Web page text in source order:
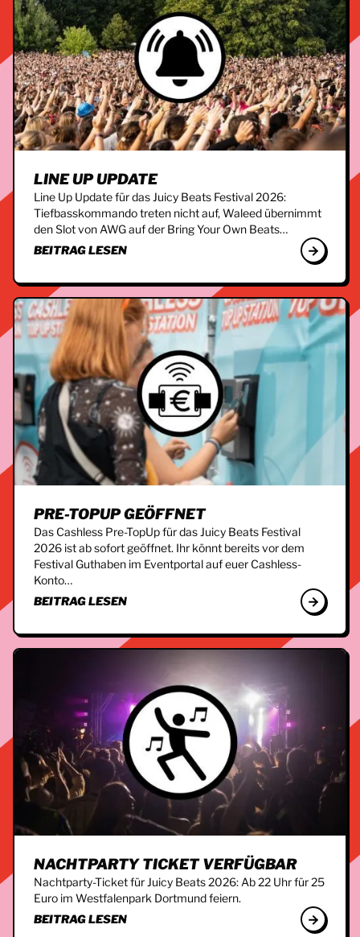
LINE UP UPDATE
Line Up Update für das Juicy Beats Festival 2026:
Tiefbasskommando treten nicht auf, Waleed übernimmt
den Slot von AWG auf der Bring Your Own Beats…
BEITRAG LESEN
PRE-TOPUP GEÖFFNET
Das Cashless Pre-TopUp für das Juicy Beats Festival
2026 ist ab sofort geöffnet. Ihr könnt bereits vor dem
Festival Guthaben im Eventportal auf euer Cashless-
Konto…
BEITRAG LESEN
NACHTPARTY TICKET VERFÜGBAR
Nachtparty-Ticket für Juicy Beats 2026: Ab 22 Uhr für 25
Euro im Westfalenpark Dortmund feiern.
BEITRAG LESEN